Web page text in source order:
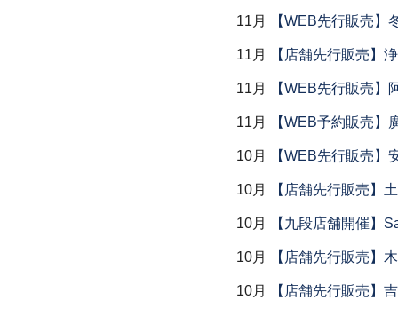
11月 【WEB先行販売】
11月 【店舗先行販売】
11月 【WEB先行販売】
11月 【WEB予約販売】
10月 【WEB先行販売】
10月 【店舗先行販売】
10月 【九段店舗開催】
10月 【店舗先行販売】
10月 【店舗先行販売】